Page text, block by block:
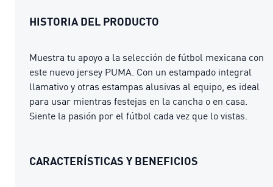
HISTORIA DEL PRODUCTO
Muestra tu apoyo a la selección de fútbol mexicana con
este nuevo jersey PUMA. Con un estampado integral
llamativo y otras estampas alusivas al equipo, es ideal
para usar mientras festejas en la cancha o en casa.
Siente la pasión por el fútbol cada vez que lo vistas.
CARACTERÍSTICAS Y BENEFICIOS